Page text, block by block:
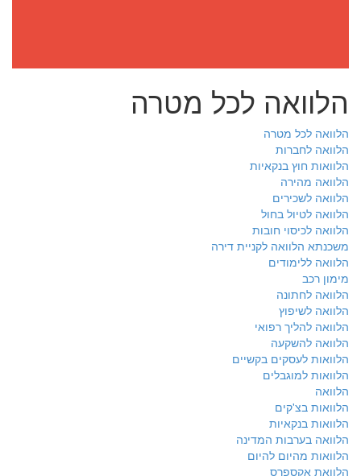
הלוואה לכל מטרה
הלוואה לכל מטרה
הלוואה לחברות
הלוואות חוץ בנקאיות
הלוואה מהירה
הלוואה לשכירים
הלוואה לטיול בחול
הלוואה לכיסוי חובות
משכנתא הלוואה לקניית דירה
הלוואה ללימודים
מימון רכב
הלוואה לחתונה
הלוואה לשיפוץ
הלוואה להליך רפואי
הלוואה להשקעה
הלוואות לעסקים בקשיים
הלוואות למוגבלים
הלוואה
הלוואות בצ'קים
הלוואות בנקאיות
הלוואה בערבות המדינה
הלוואות מהיום להיום
הלוואת אקספרס